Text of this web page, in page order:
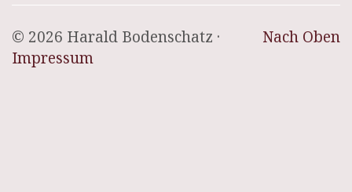
Nach Oben
© 2026 Harald Bodenschatz ·
Impressum